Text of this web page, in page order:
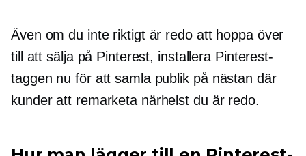
Även om du inte riktigt är redo att hoppa över
till att sälja på Pinterest, installera Pinterest-
taggen nu för att samla publik på nästan där
kunder att remarketa närhelst du är redo.